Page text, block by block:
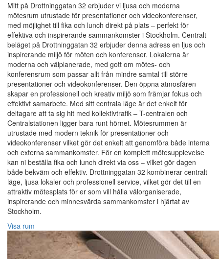
Mitt på Drottninggatan 32 erbjuder vi ljusa och moderna
mötesrum utrustade för presentationer och videokonferenser,
med möjlighet till fika och lunch direkt på plats – perfekt för
effektiva och inspirerande sammankomster i Stockholm. Centralt
beläget på Drottninggatan 32 erbjuder denna adress en ljus och
inspirerande miljö för möten och konferenser. Lokalerna är
moderna och välplanerade, med gott om mötes- och
konferensrum som passar allt från mindre samtal till större
presentationer och videokonferenser. Den öppna atmosfären
skapar en professionell och kreativ miljö som främjar fokus och
effektivt samarbete. Med sitt centrala läge är det enkelt för
deltagare att ta sig hit med kollektivtrafik – T-centralen och
Centralstationen ligger bara runt hörnet. Mötesrummen är
utrustade med modern teknik för presentationer och
videokonferenser vilket gör det enkelt att genomföra både interna
och externa sammankomster. För en komplett mötesupplevelse
kan ni beställa fika och lunch direkt via oss – vilket gör dagen
både bekväm och effektiv. Drottninggatan 32 kombinerar centralt
läge, ljusa lokaler och professionell service, vilket gör det till en
attraktiv mötesplats för er som vill hålla välorganiserade,
inspirerande och minnesvärda sammankomster i hjärtat av
Stockholm.
Visa rum